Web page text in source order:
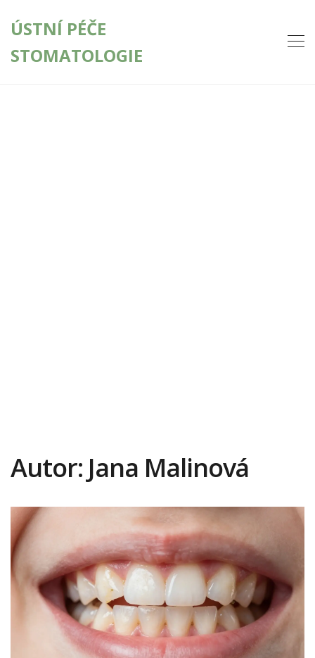
ÚSTNÍ PÉČE
STOMATOLOGIE
Autor: Jana Malinová